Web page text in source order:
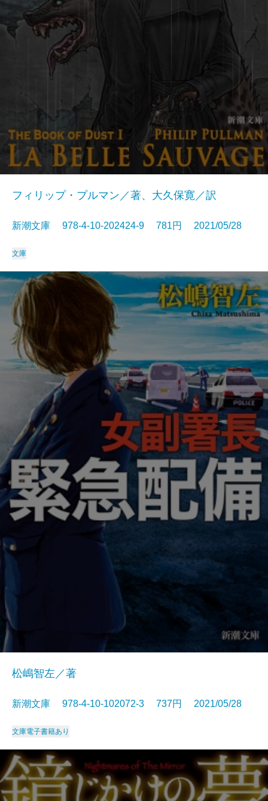
フィリップ・プルマン／著、大久保寛／訳
新潮文庫 978-4-10-202424-9 781円 2021/05/28
文庫
松嶋智左／著
新潮文庫 978-4-10-102072-3 737円 2021/05/28
文庫電子書籍あり